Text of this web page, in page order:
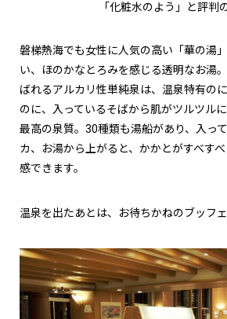
「化粧水のよう」と評判
磐梯熱海でも女性に人気の高い「華の湯
い、ほのかなとろみを感じる透明なお湯
ばれるアルカリ性単純泉は、温泉特有の
のに、入っているそばから肌がツルツル
最高の泉質。 30種類も湯船があり、入っ
カ、お湯から上がると、かかとがすべす
感できます。
温泉を出たあとは、お待ちかねのブッフェ